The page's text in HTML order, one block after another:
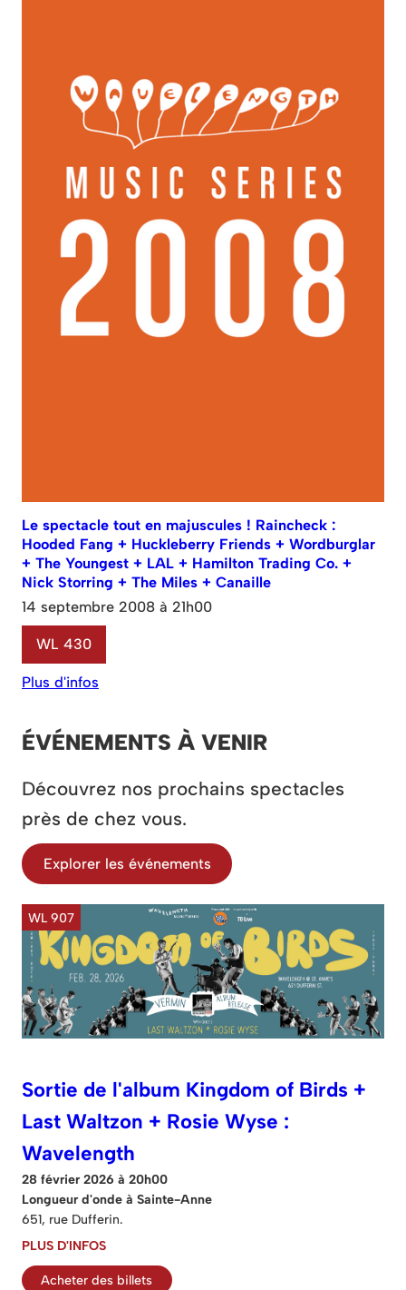
Le spectacle tout en majuscules ! Raincheck :
Hooded Fang + Huckleberry Friends + Wordburglar
+ The Youngest + LAL + Hamilton Trading Co. +
Nick Storring + The Miles + Canaille
14 septembre 2008 à 21h00
WL 430
Plus d'infos
ÉVÉNEMENTS À VENIR
Découvrez nos prochains spectacles
près de chez vous.
Explorer les événements
WL 907
Sortie de l'album Kingdom of Birds +
Last Waltzon + Rosie Wyse :
Wavelength
28 février 2026 à 20h00
Longueur d'onde à Sainte-Anne
651, rue Dufferin.
PLUS D'INFOS
Acheter des billets